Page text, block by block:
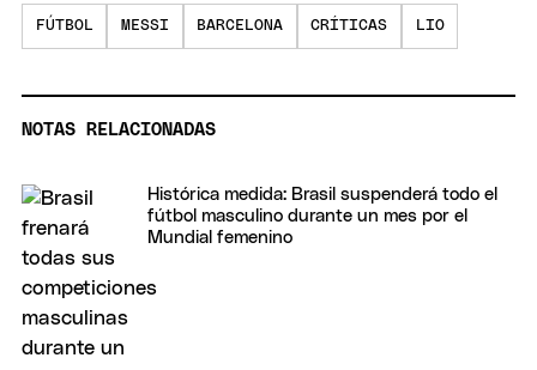
FÚTBOL MESSI BARCELONA CRÍTICAS LIO
NOTAS RELACIONADAS
Histórica medida: Brasil suspenderá todo el
fútbol masculino durante un mes por el
Mundial femenino